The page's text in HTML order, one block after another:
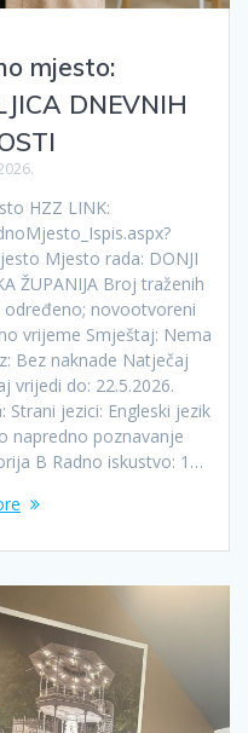
mjesto:
DNEVNIH
HZZ LINK:
Mjesto rada: DONJI
ŽUPANIJA Broj traženih
određeno; novootvoreni
vrijeme Smještaj: Nema
Bez naknade Natječaj
vrijedi do: 22.5.2026.
jezici: Engleski jezik
napredno poznavanje
B Radno iskustvo: 1…